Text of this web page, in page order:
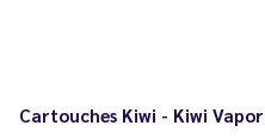
Cartouches Kiwi - Kiwi Vapor